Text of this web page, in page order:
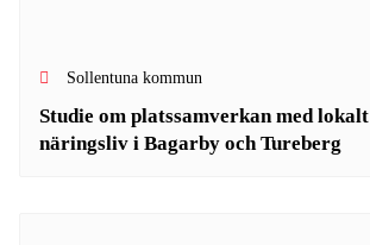
Sollentuna kommun
Studie om platssamverkan med lokalt
näringsliv i Bagarby och Tureberg